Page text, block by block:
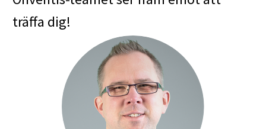
Achternaam
träffa dig!